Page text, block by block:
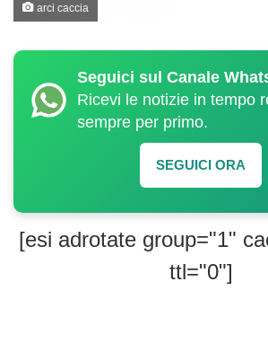
arci caccia
Seguici sul Canale
Ricevi le notizie in tempo
sempre per primo.
SEGUICI ORA
[esi adrotate group="1"
ttl="0"]